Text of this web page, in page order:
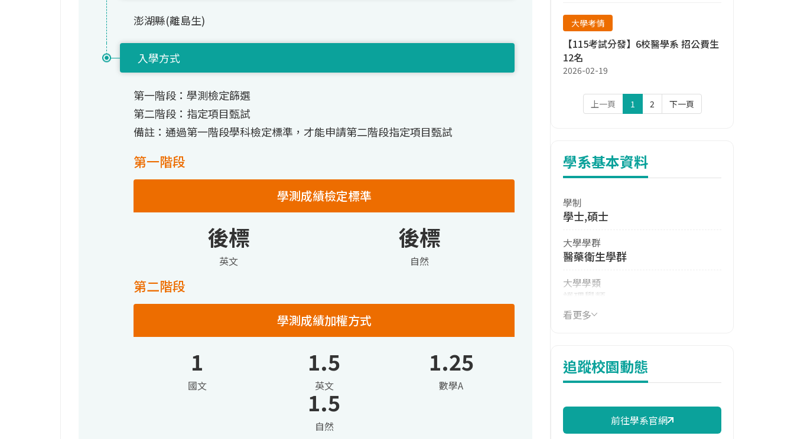
澎湖縣(離島生)
入學方式
第一階段：學測檢定篩選
第二階段：指定項目甄試
備註：通過第一階段學科檢定標準，才能申請第二階段指定項目甄試
第一階段
學測成績檢定標準
後標
英文
後標
自然
第二階段
學測成績加權方式
1
國文
1.5
英文
1.25
數學A
1.5
自然
大學考情
【115考試分發】6校醫學系 招公費生
12名
2026-02-19
上一頁 1 2 下一頁
學系基本資料
學制
學士,碩士
大學學群
醫藥衛生學群
大學學類
護理學類
技職群類
114年學費
17,990 元/學期
114年雜費
13,050 元/學期
看更多
追蹤校園動態
前往學系官網